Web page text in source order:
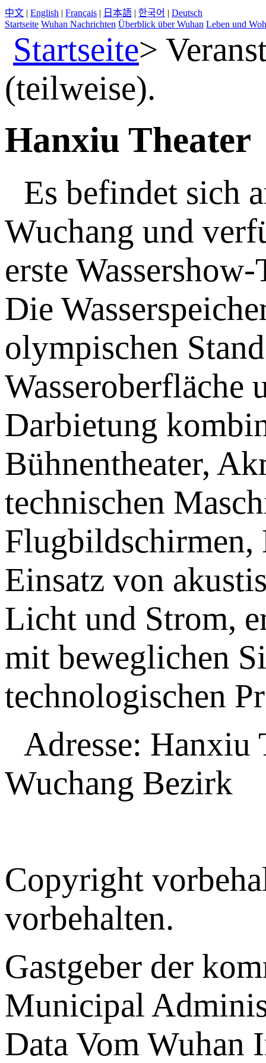
中文 | English | Français | 日本語 | 한국어 | Deutsch
Startseite Wuhan Nachrichten Überblick über Wuhan Leben und
Startseite>
(teilweise).
Hanxiu Theater
Es befindet sich
Wuchang und
erste
Die
olympischen
Wasseroberfläche
Darbietung
Bühnentheater,
technischen
Flugbildschirmen,
Einsatz von
Licht und Strom,
mit beweglichen
technologischen
Adresse: Hanxiu
Wuchang Bezirk
Copyright
vorbehalten.
Gastgeber der
Municipal
Data Vom Wuhan